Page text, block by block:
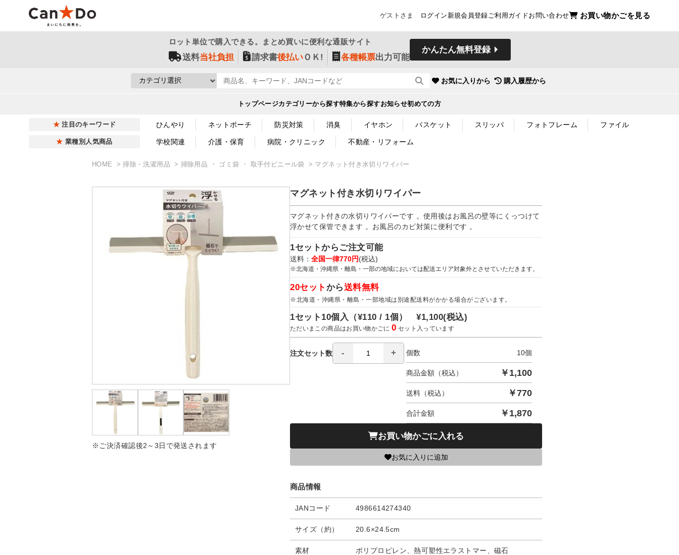
ゲストさま ログイン 新規会員登録ご利用ガイドお問い合わせ お買い物かごを見る
ロット単位で購入できる。まとめ買いに便利な通販サイト
送料当社負担 請求書後払いＯＫ! 各種帳票出力可能
かんたん無料登録
お気に入りから 購入履歴から
トップページカテゴリーから探す特集から探すお知らせ初めての方
注目のキーワード ひんやり ネットポーチ 防災対策 消臭 イヤホン バスケット スリッパ フォトフレーム ファイル
業種別人気商品 学校関連 介護・保育 病院・クリニック 不動産・リフォーム
HOME 掃除・洗濯用品 掃除用品 ・ ゴミ袋 ・ 取手付ビニール袋 マグネット付き水切りワイパー
※ご決済確認後2～3日で発送されます
マグネット付き水切りワイパー
マグネット付きの水切りワイパーです 。使用後はお風呂の壁等にくっつけて
浮かせて保管できます 。お風呂のカビ対策に便利です 。
1セットからご注文可能
送料： 全国一律770円(税込)
※北海道・沖縄県・離島・一部の地域においては配送エリア対象外とさせていただきます。
20セット から送料無料
※北海道・沖縄県・離島・一部地域は別途配送料がかかる場合がございます。
1セット10個入（¥110 / 1個）¥1,100(税込)
ただいまこの商品はお買い物かごに0 セット入っています
注文セット数 個数 10個
商品金額（税込） ￥ 1,100
送料（税込） ￥770
合計金額 ￥ 1,870
お買い物かごに入れる
お気に入りに追加
商品情報
JANコード 4986614274340
サイズ（約） 20.6×24.5cm
素材 ポリプロピレン、熱可塑性エラストマー、磁石